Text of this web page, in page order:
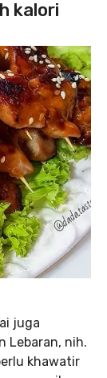
kalori
juga
Lebaran, nih.
khawatir